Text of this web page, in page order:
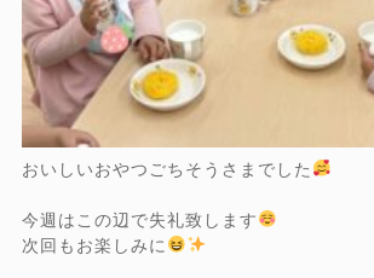
おいしいおやつごちそうさまでした
今週はこの辺で失礼致します
次回もお楽しみに